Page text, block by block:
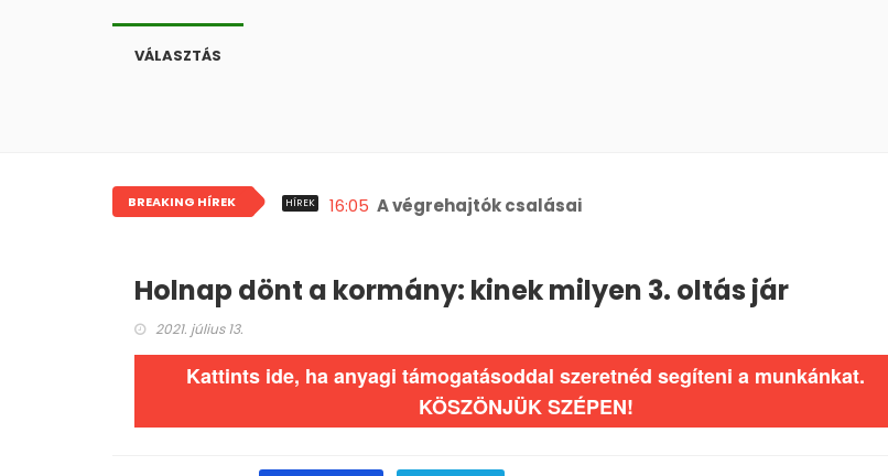
VÁLASZTÁS
BREAKING HÍREK HÍREK 16:05 A végrehajtók csalásai
Holnap dönt a kormány: kinek milyen 3. oltás jár
2021. július 13.
Kattints ide, ha anyagi támogatásoddal szeretnéd segíteni a munkánkat.
KÖSZÖNJÜK SZÉPEN!